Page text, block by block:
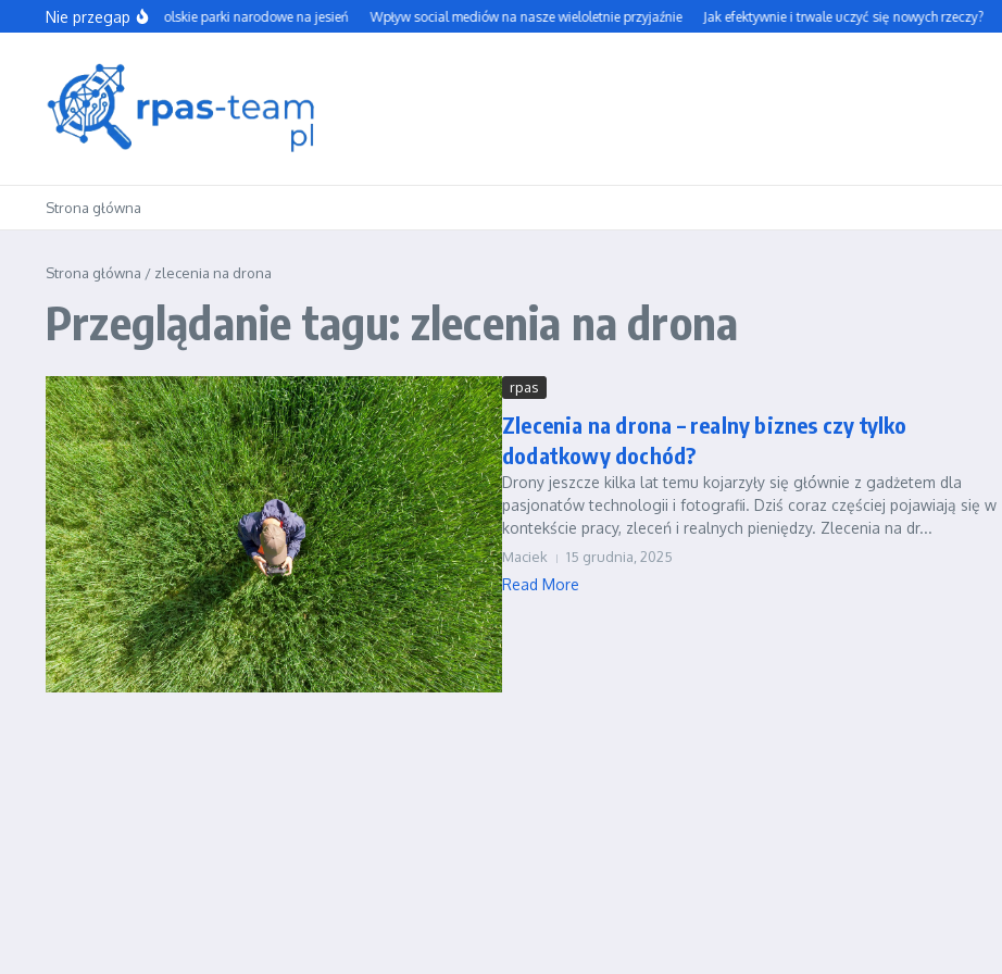
Przejdź do treści
Nie przegap
Najpiękniejsze polskie parki narodowe na jesień Wpływ social mediów na nasze wieloletnie przyjaźnie Jak efektywnie i trwale uczyć się nowych rzeczy?
Strona główna
Strona główna / zlecenia na drona
Przeglądanie tagu: zlecenia na drona
rpas
Zlecenia na drona – realny biznes czy tylko
dodatkowy dochód?
Drony jeszcze kilka lat temu kojarzyły się głównie z gadżetem dla
pasjonatów technologii i fotografii. Dziś coraz częściej pojawiają się w
kontekście pracy, zleceń i realnych pieniędzy. Zlecenia na dr...
Maciek 15 grudnia, 2025
Read More